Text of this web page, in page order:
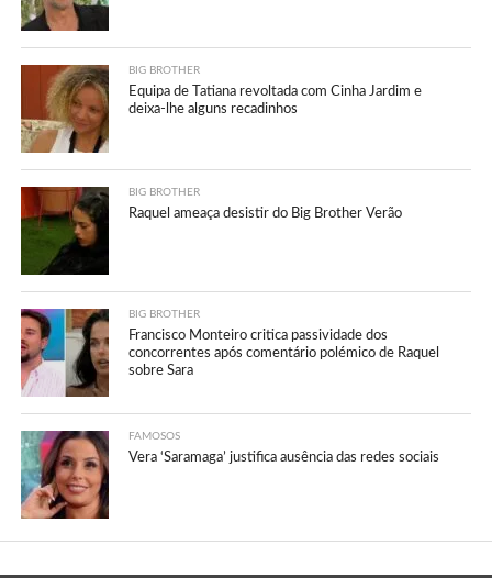
BIG BROTHER
Equipa de Tatiana revoltada com Cinha Jardim e
deixa-lhe alguns recadinhos
BIG BROTHER
Raquel ameaça desistir do Big Brother Verão
BIG BROTHER
Francisco Monteiro critica passividade dos
concorrentes após comentário polémico de Raquel
sobre Sara
FAMOSOS
Vera ‘Saramaga’ justifica ausência das redes sociais